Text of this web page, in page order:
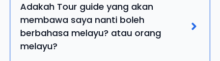
Adakah Tour guide yang akan
membawa saya nanti boleh
berbahasa melayu? atau orang
melayu?